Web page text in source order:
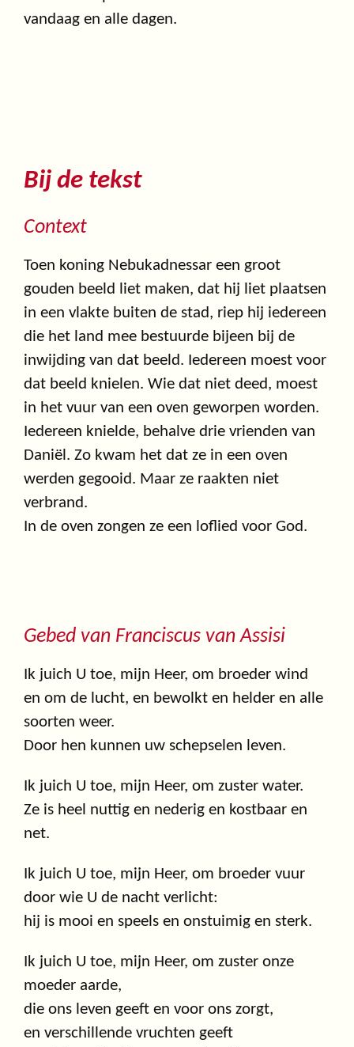
vandaag en alle dagen.
Bij de tekst
Context
Toen koning Nebukadnessar een groot
gouden beeld liet maken, dat hij liet plaatsen
in een vlakte buiten de stad, riep hij iedereen
die het land mee bestuurde bijeen bij de
inwijding van dat beeld. Iedereen moest voor
dat beeld knielen. Wie dat niet deed, moest
in het vuur van een oven geworpen worden.
Iedereen knielde, behalve drie vrienden van
Daniël. Zo kwam het dat ze in een oven
werden gegooid. Maar ze raakten niet
verbrand.
In de oven zongen ze een loflied voor God.
Gebed van Franciscus van Assisi
Ik juich U toe, mijn Heer, om broeder wind
en om de lucht, en bewolkt en helder en alle
soorten weer.
Door hen kunnen uw schepselen leven.
Ik juich U toe, mijn Heer, om zuster water.
Ze is heel nuttig en nederig en kostbaar en
net.
Ik juich U toe, mijn Heer, om broeder vuur
door wie U de nacht verlicht:
hij is mooi en speels en onstuimig en sterk.
Ik juich U toe, mijn Heer, om zuster onze
moeder aarde,
die ons leven geeft en voor ons zorgt,
en verschillende vruchten geeft